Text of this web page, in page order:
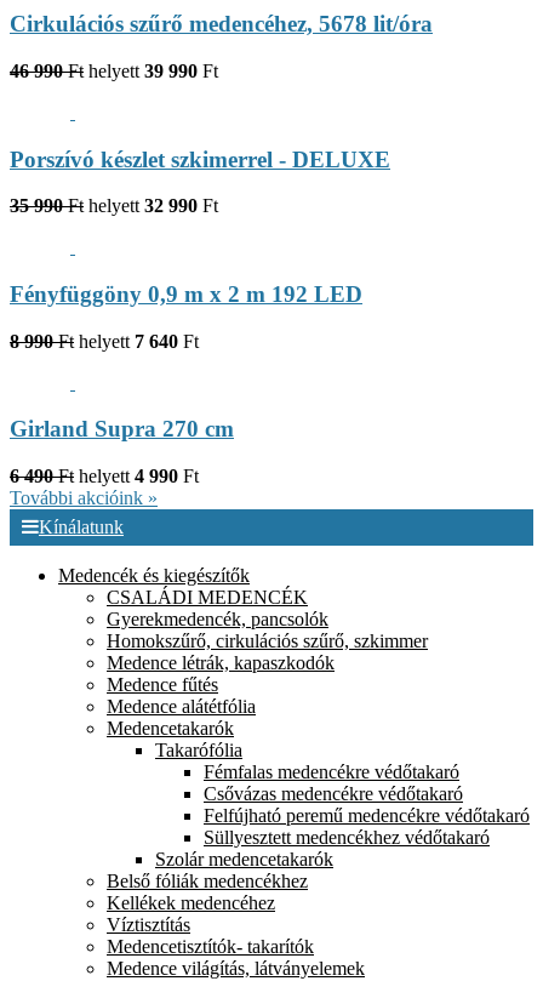
Cirkulációs szűrő medencéhez, 5678 lit/óra
46 990 Ft helyett 39 990 Ft
Porszívó készlet szkimerrel - DELUXE
35 990 Ft helyett 32 990 Ft
Fényfüggöny 0,9 m x 2 m 192 LED
8 990 Ft helyett 7 640 Ft
Girland Supra 270 cm
6 490 Ft helyett 4 990 Ft
További akcióink »
Kínálatunk
Medencék és kiegészítők
CSALÁDI MEDENCÉK
Gyerekmedencék, pancsolók
Homokszűrő, cirkulációs szűrő, szkimmer
Medence létrák, kapaszkodók
Medence fűtés
Medence alátétfólia
Medencetakarók
Takarófólia
Fémfalas medencékre védőtakaró
Csővázas medencékre védőtakaró
Felfújható peremű medencékre védőtakaró
Süllyesztett medencékhez védőtakaró
Szolár medencetakarók
Belső fóliák medencékhez
Kellékek medencéhez
Víztisztítás
Medencetisztítók- takarítók
Medence világítás, látványelemek